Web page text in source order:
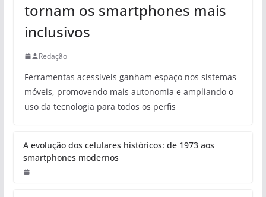
tornam os smartphones mais
inclusivos
Redação
Ferramentas acessíveis ganham espaço nos sistemas
móveis, promovendo mais autonomia e ampliando o
uso da tecnologia para todos os perfis
A evolução dos celulares históricos: de 1973 aos
smartphones modernos